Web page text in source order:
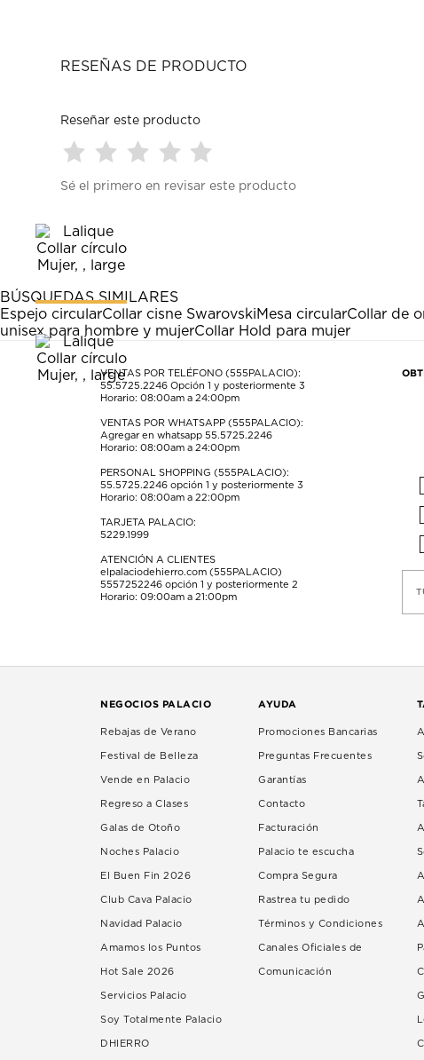
RESEÑAS DE PRODUCTO
Reseñar este producto
para
el
artículo
con
1
estrella
Esta
acción
abrirá
el
formulario
para
artículo
con
2
estrellas.
Esta
acción
abrirá
el
formulario
de
para
con
3
estrellas.
Esta
acción
abrirá
el
formulario
de
para
estrellas.
Esta
acción
abrirá
formulario
de
para
Esta
acción
abrirá
formulario
de
envío.
Sé el primero en revisar este producto
BÚSQUEDAS SIMILARES
Espejo circularCollar cisne SwarovskiMesa circularCollar de
unisex para hombre y mujerCollar Hold para mujer
VENTAS POR TELÉFONO (555PALACIO):
55.5725.2246 Opción 1 y posteriormente 3
Horario: 08:00am a 24:00pm
VENTAS POR WHATSAPP (555PALACIO):
Agregar en whatsapp 55.5725.2246
Horario: 08:00am a 24:00pm
PERSONAL SHOPPING (555PALACIO):
55.5725.2246 opción 1 y posteriormente 3
Horario: 08:00am a 22:00pm
TARJETA PALACIO:
5229.1999
ATENCIÓN A CLIENTES
elpalaciodehierro.com (555PALACIO)
5557252246 opción 1 y posteriormente 2
Horario: 09:00am a 21:00pm
NEGOCIOS PALACIO
Rebajas de Verano
Festival de Belleza
Vende en Palacio
Regreso a Clases
Galas de Otoño
Noches Palacio
El Buen Fin 2026
Club Cava Palacio
Navidad Palacio
Amamos los Puntos
Hot Sale 2026
Servicios Palacio
Soy Totalmente Palacio
DHIERRO
AYUDA
Promociones Bancarias
Preguntas Frecuentes
Garantías
Contacto
Facturación
Palacio te escucha
Compra Segura
Rastrea tu pedido
Términos y Condiciones
Canales Oficiales de
Comunicación